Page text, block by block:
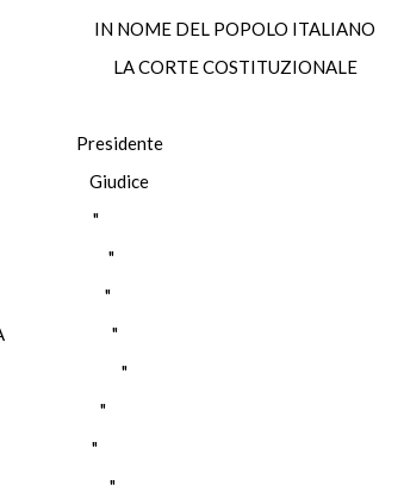
IN NOME DEL POPOLO ITALIANO
LA CORTE COSTITUZIONALE
Giudice
"
"
"
"
"
"
"
"